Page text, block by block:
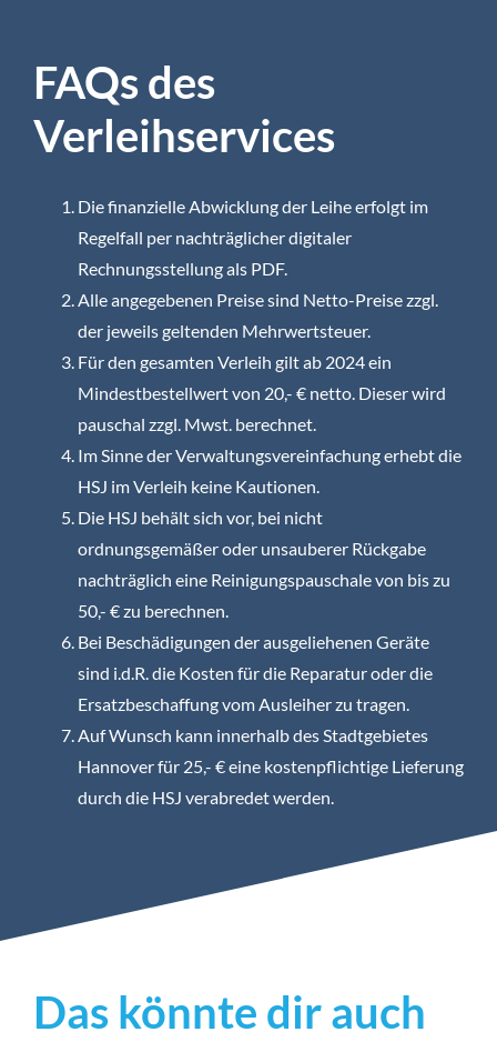
FAQs des
Verleihservices
Die finanzielle Abwicklung der Leihe erfolgt im
Regelfall per nachträglicher digitaler
Rechnungsstellung als PDF.
Alle angegebenen Preise sind Netto-Preise zzgl.
der jeweils geltenden Mehrwertsteuer.
Für den gesamten Verleih gilt ab 2024 ein
Mindestbestellwert von 20,- € netto. Dieser wird
pauschal zzgl. Mwst. berechnet.
Im Sinne der Verwaltungsvereinfachung erhebt die
HSJ im Verleih keine Kautionen.
Die HSJ behält sich vor, bei nicht
ordnungsgemäßer oder unsauberer Rückgabe
nachträglich eine Reinigungspauschale von bis zu
50,- € zu berechnen.
Bei Beschädigungen der ausgeliehenen Geräte
sind i.d.R. die Kosten für die Reparatur oder die
Ersatzbeschaffung vom Ausleiher zu tragen.
Auf Wunsch kann innerhalb des Stadtgebietes
Hannover für 25,- € eine kostenpflichtige Lieferung
durch die HSJ verabredet werden.
Das könnte dir auch